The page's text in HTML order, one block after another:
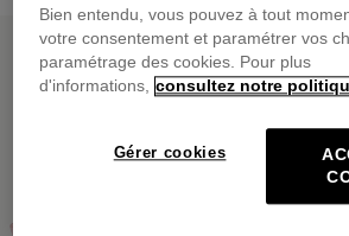
PRIX DOUX PRIX
Bien entendu, vous pouvez à tout
votre consentement et paramétrer vos
paramétrage des cookies. Pour plus
d'informations, consultez notre
Gérer cookies